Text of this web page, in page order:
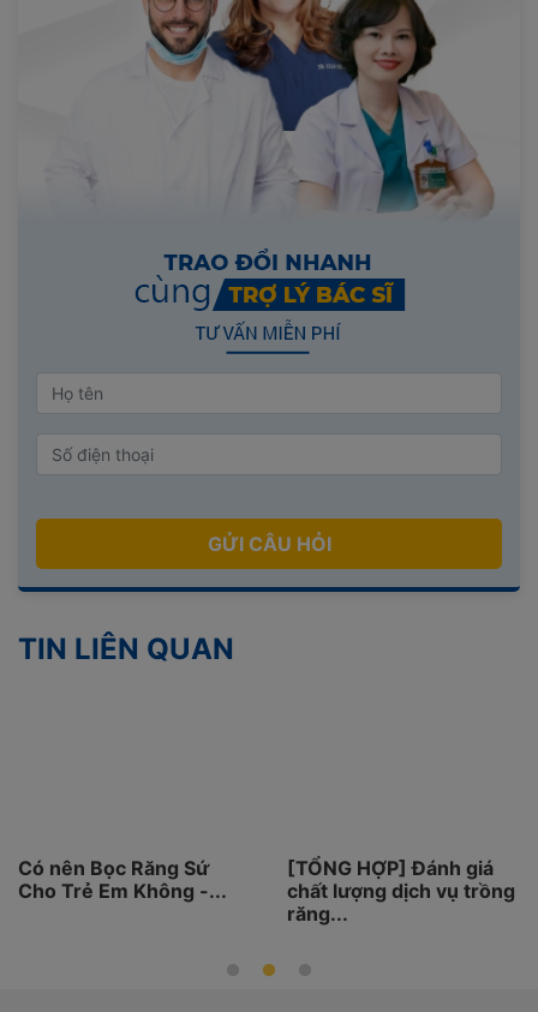
GỬI CÂU HỎI
TIN LIÊN QUAN
nên Bọc Răng Sứ
Trẻ Em Không -...
[TỔNG HỢP] Đánh giá
chất lượng dịch vụ trồng
răng...